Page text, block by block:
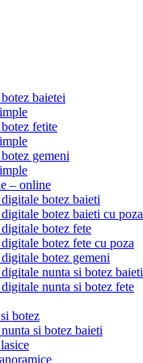
baietei
fetite
gemeni
– online
botez baieti
botez baieti cu poza
botez fete
botez fete cu poza
botez gemeni
nunta si botez baieti
nunta si botez fete
botez
si botez baieti